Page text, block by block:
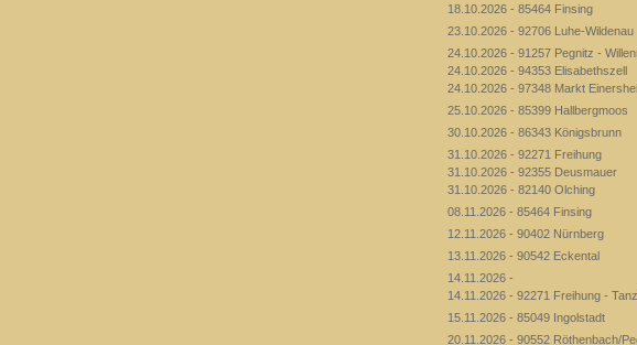
18.10.2026 - 85464 Finsing
23.10.2026 - 92706 Luhe-Wildenau
24.10.2026 - 91257 Pegnitz -
24.10.2026 - 94353 Elisabethszell
24.10.2026 - 97348 Markt
25.10.2026 - 85399 Hallbergmoos
30.10.2026 - 86343 Königsbrunn
31.10.2026 - 92271 Freihung
31.10.2026 - 92355 Deusmauer
31.10.2026 - 82140 Olching
08.11.2026 - 85464 Finsing
12.11.2026 - 90402 Nürnberg
13.11.2026 - 90542 Eckental
14.11.2026 -
14.11.2026 - 92271 Freihung -
15.11.2026 - 85049 Ingolstadt
20.11.2026 - 90552 Röthenbach/